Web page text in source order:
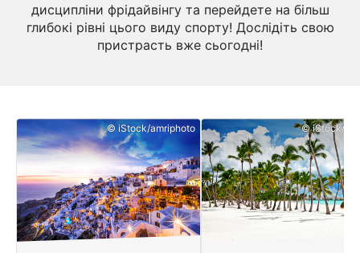
дисципліни фрідайвінгу та перейдете на більш
глибокі рівні цього виду спорту! Дослідіть свою
пристрасть вже сьогодні!
© iStock/amriphoto © iStock/